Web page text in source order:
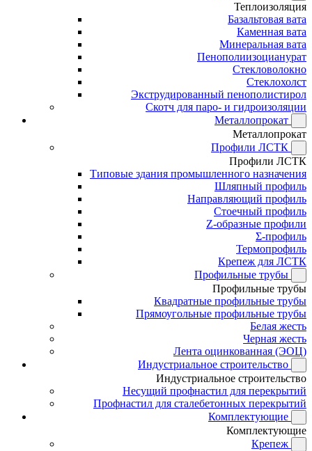
Теплоизоляция
Базальтовая вата
Каменная вата
Минеральная вата
Пенополиизоцианурат
Стекловолокно
Стеклохолст
Экструдированный пенополистирол
Скотч для паро- и гидроизоляции
Металлопрокат
Металлопрокат
Профили ЛСТК
Профили ЛСТК
Типовые здания промышленного назначения
Шляпный профиль
Направляющий профиль
Стоечный профиль
Z-образные профили
Σ-профиль
Термопрофиль
Крепеж для ЛСТК
Профильные трубы
Профильные трубы
Квадратные профильные трубы
Прямоугольные профильные трубы
Белая жесть
Черная жесть
Лента оцинкованная (ЭОЦ)
Индустриальное строительство
Индустриальное строительство
Несущий профнастил для перекрытий
Профнастил для сталебетонных перекрытий
Комплектующие
Комплектующие
Крепеж